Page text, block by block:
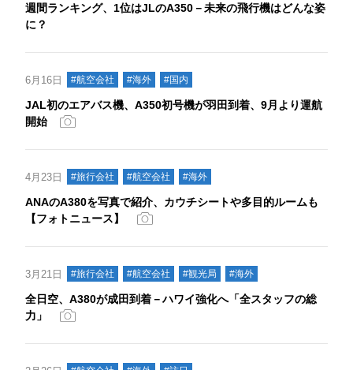
週間ランキング、1位はJLのA350－未来の飛行機はどんな姿
に？
6月16日 #航空会社 #海外 #国内
JAL初のエアバス機、A350初号機が羽田到着、9月より運航
開始
4月23日 #旅行会社 #航空会社 #海外
ANAのA380を写真で紹介、カウチシートや多目的ルームも
【フォトニュース】
3月21日 #旅行会社 #航空会社 #観光局 #海外
全日空、A380が成田到着－ハワイ強化へ「全スタッフの総
力」